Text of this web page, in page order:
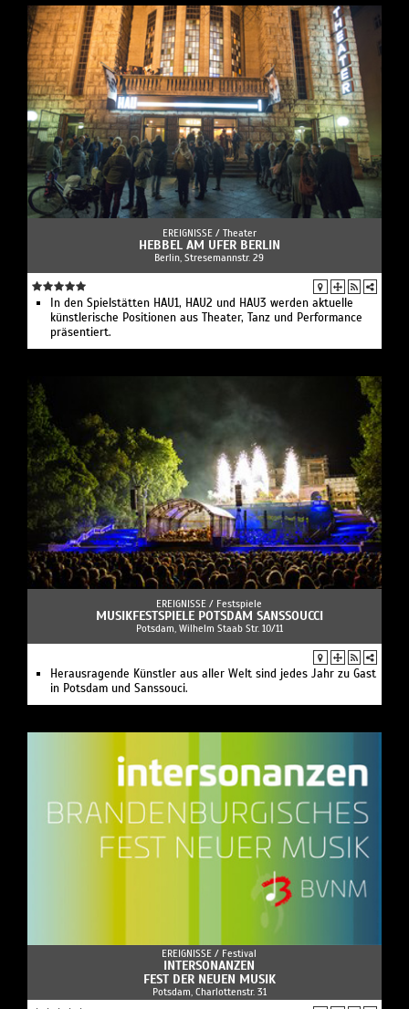
EREIGNISSE / Theater
HEBBEL AM UFER BERLIN
Berlin, Stresemannstr. 29
In den Spielstätten HAU1, HAU2 und HAU3 werden aktuelle
künstlerische Positionen aus Theater, Tanz und Performance
präsentiert.
EREIGNISSE / Festspiele
MUSIKFESTSPIELE POTSDAM SANSSOUCCI
Potsdam, Wilhelm Staab Str. 10/11
Herausragende Künstler aus aller Welt sind jedes Jahr zu Gast
in Potsdam und Sanssouci.
EREIGNISSE / Festival
INTERSONANZEN
FEST DER NEUEN MUSIK
Potsdam, Charlottenstr. 31